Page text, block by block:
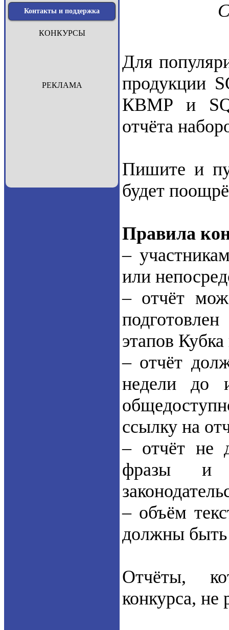
Контакты и поддержка
КОНКУРСЫ
РЕКЛАМА
Для
продукции
КВМР и
отчёта
Пишите и
будет
Правила
–
или
– отчёт
этапов
– отчёт
недели до
ссылку на
– отчёт не
фразы и
– объём
должны быть
Отчёты,
конкурса,